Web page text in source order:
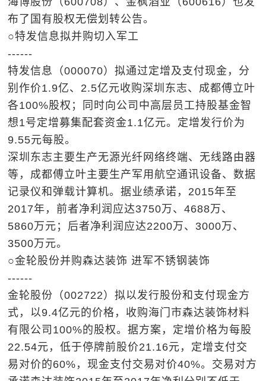
布了国有股权无偿划转公告。
○特发信息拟并购切入军工
------
特发信息（000070）拟通过定增及支付现金，分
别作价1.9亿、2.5亿元收购深圳东志、成都傅立叶
各100%股权；同时向公司中高层员工持股基金智
想1号定增募集配套资金1.1亿元。定增发行价为
9.55元每股。
深圳东志主要生产无源光纤网络终端、无线路由器
等，成都傅立叶主要生产军用航空通讯设备、数据
记录仪和弹载计算机。据业绩承诺，2015年至
2017年，前者净利润应达3750万、4688万、
5860万元；后者净利润应达2200万、3000万、
3500万元。
○金轮股份并购森达装饰 进军不锈钢装饰
------
金轮股份（002722）拟以发行股份和支付现金方
式，以9.4亿元的价格，收购海门市森达装饰材料
有限公司100%的股权。据方案，定增价格为每股
22.54元，低于停牌前股价21.16元，定增支付交
易对价的60%，现金支付交易对价40%。交易对方